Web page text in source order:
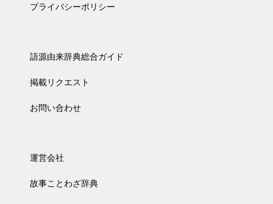
プライバシーポリシー
語源由来辞典総合ガイド
掲載リクエスト
お問い合わせ
運営会社
故事ことわざ辞典